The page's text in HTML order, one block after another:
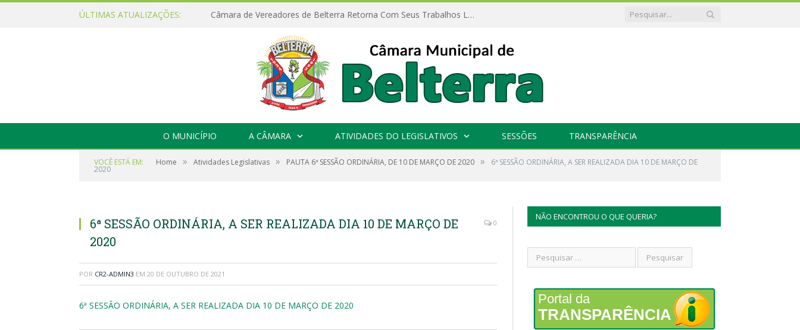
ÚLTIMAS ATUALIZAÇÕES: Câmara de Vereadores de Belterra Retorna Com Seus Trabalhos Legislativos
O MUNICÍPIO A CÂMARA ATIVIDADES DO LEGISLATIVOS SESSÕES TRANSPARÊNCIA
VOCÊ ESTÁ EM: Home » Atividades Legislativas » PAUTA 6ª SESSÃO ORDINÁRIA, DE 10 DE MARÇO DE 2020 » 6ª SESSÃO ORDINÁRIA, A SER REALIZADA DIA 10 DE MARÇO DE
2020
6ª SESSÃO ORDINÁRIA, A SER REALIZADA DIA 10 DE MARÇO DE
2020
0
POR CR2-ADMIN3 EM 20 DE OUTUBRO DE 2021
6ª SESSÃO ORDINÁRIA, A SER REALIZADA DIA 10 DE MARÇO DE 2020
NÃO ENCONTROU O QUE QUERIA?
Portal da
TRANSPARÊNCIA